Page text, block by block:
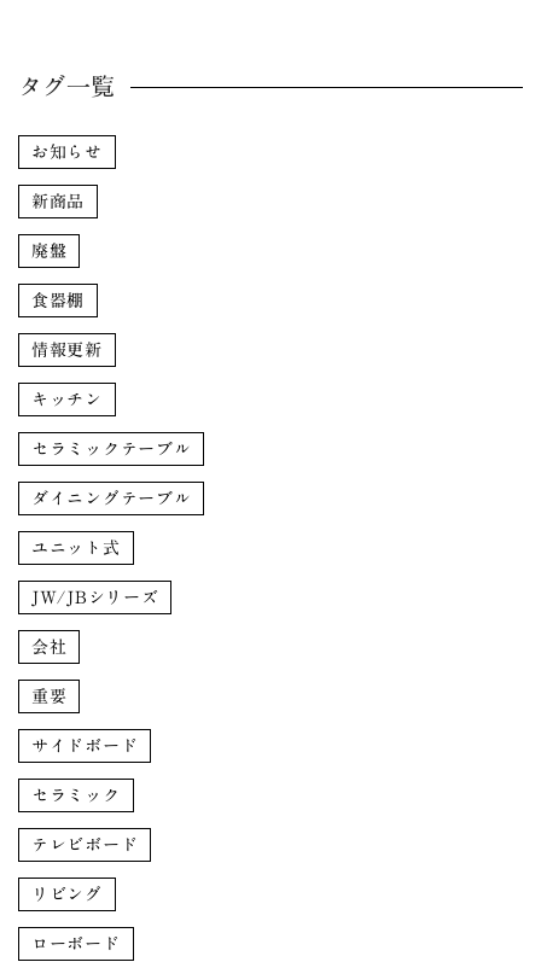
タグ一覧
お知らせ
新商品
廃盤
食器棚
情報更新
キッチン
セラミックテーブル
ダイニングテーブル
ユニット式
JW/JBシリーズ
会社
重要
サイドボード
セラミック
テレビボード
リビング
ローボード